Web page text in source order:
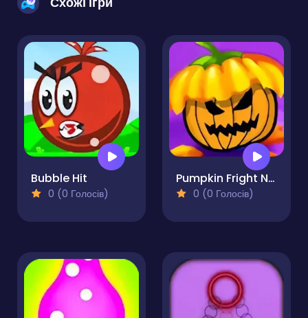
Bubble Hit
0 (0 Голосів)
Pumpkin Fright Night
0 (0 Голосів)